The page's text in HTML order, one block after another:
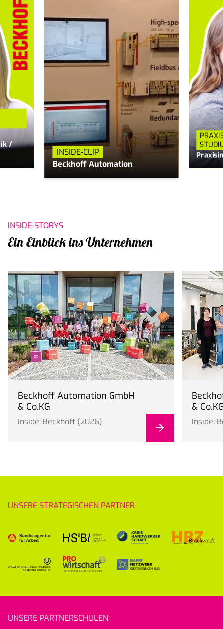
/
INSIDE-CLIP
Beckhoff Automation
INSIDE-STORYS
Ein Einblick ins Unternehmen
Beckhoff Automation GmbH
& Co.KG
Inside: Beckhoff (2026)
&
Inside:
UNSERE STRATEGISCHEN PARTNER
UNSERE PARTNERSCHULEN: